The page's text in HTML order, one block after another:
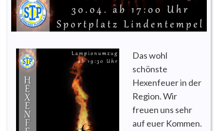
Das wohl
schönste
Hexenfeuer in der
Region. Wir
freuen uns sehr
auf euer Kommen.